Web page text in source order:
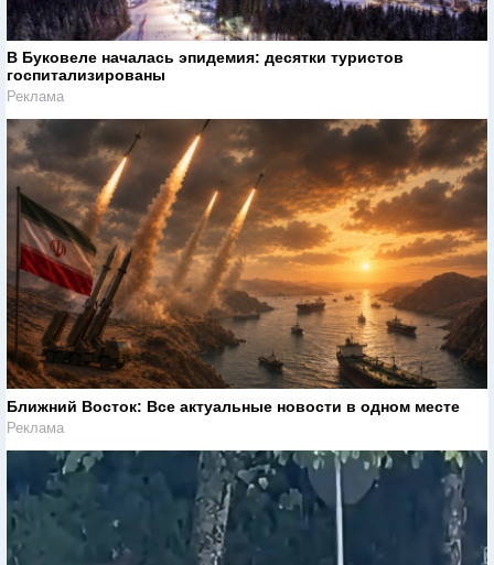
В Буковеле началась эпидемия: десятки туристов
госпитализированы
Реклама
Ближний Восток: Все актуальные новости в одном месте
Реклама